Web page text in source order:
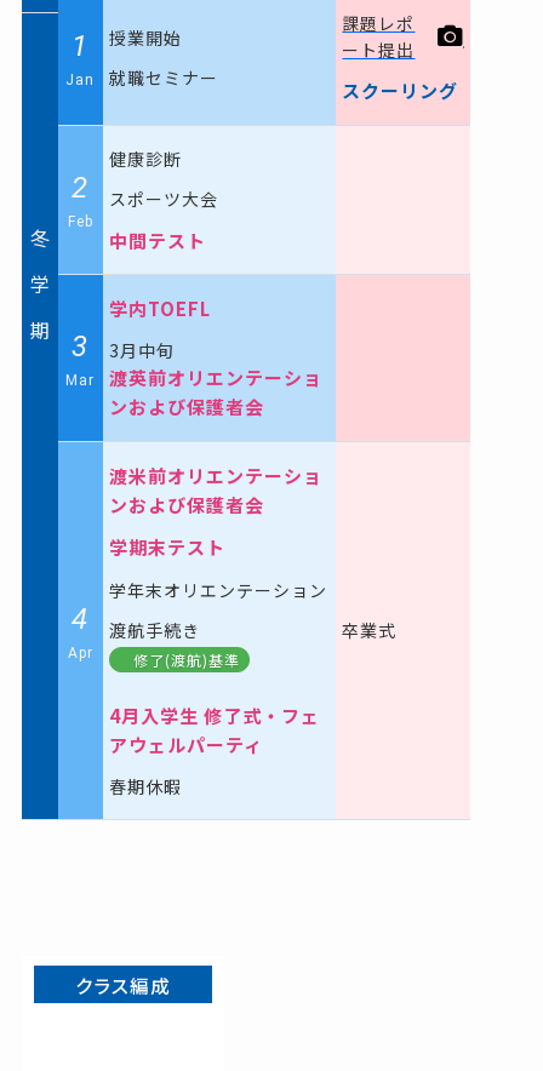
1
Jan
授業開始
就職セミナー
課題レポ
ート提出
スクーリング
冬
学
期
2
Feb
健康診断
スポーツ大会
中間テスト
3
Mar
学内TOEFL
3月中旬
渡英前オリエンテーショ
ンおよび保護者会
4
Apr
渡米前オリエンテーショ
ンおよび保護者会
学期末テスト
学年末オリエンテーション
渡航手続き
修了(渡航)基準
4月入学生 修了式・フェ
アウェルパーティ
春期休暇
卒業式
クラス編成